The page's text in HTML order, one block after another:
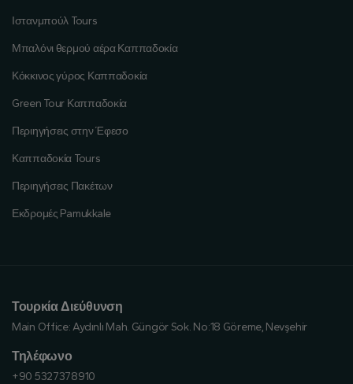
Ιστανμπούλ Tours
Μπαλόνι θερμού αέρα Καππαδοκία
Κόκκινος γύρος Καππαδοκία
Green Tour Καππαδοκία
Περιηγήσεις στην Έφεσο
Καππαδοκία Tours
Περιηγήσεις Πακέτων
Εκδρομές Pamukkale
Τουρκία Διεύθυνση
Main Office:Aydınlı Mah. Güngör Sok. No:18 Göreme, Nevşehir
Τηλέφωνο
+90 5327378910